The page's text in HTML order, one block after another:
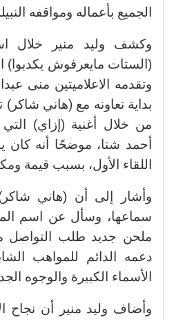
الجميع بأعماله ومواقفه
وكشف وليد منير خلال
وتقدمه الاعلاميتين منى
من خلال أغنية (إزاي) التي
أحمد شتا، موضحًا أنه
اللقاء الأول، بسبب قيمة
وأشار إلى أن (هاني
سماعها، وسأل عن اسم
ملحن جديد طلب التواصل
دعمه الدائم للمواهب
الأسماء الكبيرة والوجوه
وأضاف وليد منير أن نجاح